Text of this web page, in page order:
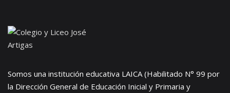
Somos una institución educativa LAICA (Habilitado N° 99 por
la Dirección General de Educación Inicial y Primaria y